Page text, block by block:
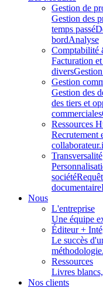
Gestion de
Gestion des
temps passé
bordAnalyse
Comptabilité
Facturation
divers
Gestion
Gestion des
des tiers et
commerciales
Ressources
Recrutement
Transversalité
société
documentaire
Nous
L'entreprise
Une équipe
Éditeur +
Le succès
méthodologie.
Ressources
Livres
Nos clients